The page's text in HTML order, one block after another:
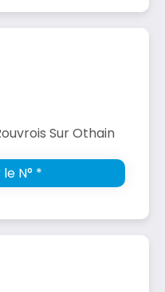
Sur Othain
N° *